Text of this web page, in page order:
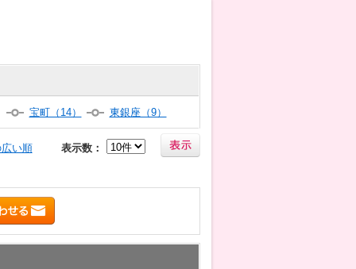
宝町（14） 東銀座（9）
い順 表示数：